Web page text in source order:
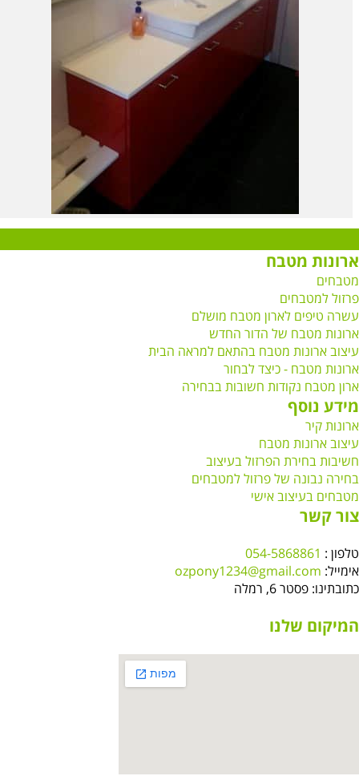
מטבח
למטבחים
טיפים לארון מטבח מושלם
מטבח של הדור החדש
ארונות מטבח בהתאם למראה הבית
מטבח - כיצד לבחור
מטבח נקודות חשובות בבחירה
נוסף
קיר
ארונות מטבח
בחירת הפרזול בעיצוב
נבונה של פרזול למטבחים
בעיצוב אישי
קשר
:
054-5868861
ozpony1234@gmail.com
פסטר 6, רמלה
שלנו